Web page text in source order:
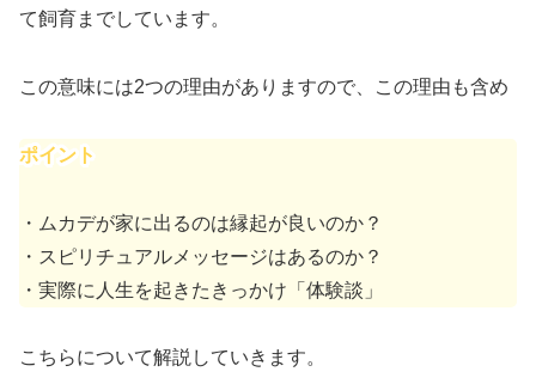
て飼育までしています。
この意味には2つの理由がありますので、この理由も含め
ポイント
・ムカデが家に出るのは縁起が良いのか？
・スピリチュアルメッセージはあるのか？
・実際に人生を起きたきっかけ「体験談」
こちらについて解説していきます。